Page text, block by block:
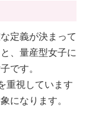
定義が決まって
、量産型女子に
です。
重視しています
になります。